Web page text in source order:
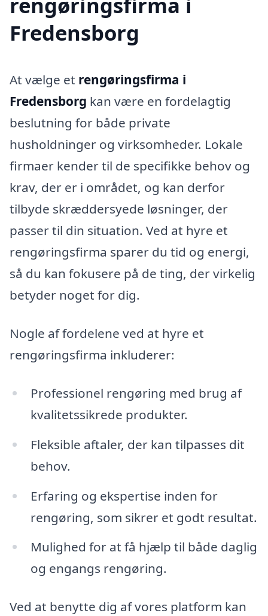
Fredensborg
At vælge et rengøringsfirma i
Fredensborg kan være en fordelagtig
beslutning for både private
husholdninger og virksomheder. Lokale
firmaer kender til de specifikke behov og
krav, der er i området, og kan derfor
tilbyde skræddersyede løsninger, der
passer til din situation. Ved at hyre et
rengøringsfirma sparer du tid og energi,
så du kan fokusere på de ting, der virkelig
betyder noget for dig.
Nogle af fordelene ved at hyre et
rengøringsfirma inkluderer:
Professionel rengøring med brug af
kvalitetssikrede produkter.
Fleksible aftaler, der kan tilpasses dit
behov.
Erfaring og ekspertise inden for
rengøring, som sikrer et godt resultat.
Mulighed for at få hjælp til både daglig
og engangs rengøring.
Ved at benytte dig af vores platform kan